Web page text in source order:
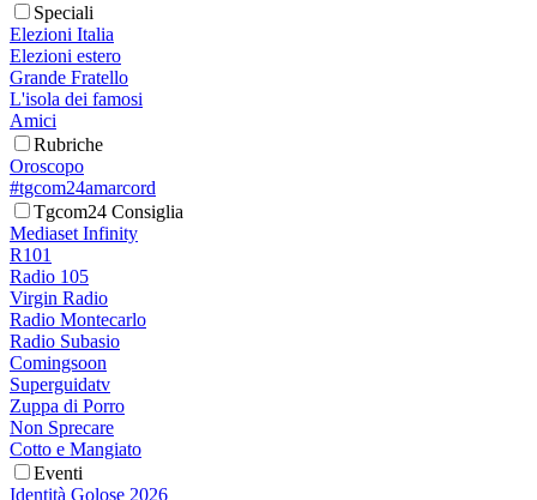
Speciali
Elezioni Italia
Elezioni estero
Grande Fratello
L'isola dei famosi
Amici
Rubriche
Oroscopo
#tgcom24amarcord
Tgcom24 Consiglia
Mediaset Infinity
R101
Radio 105
Virgin Radio
Radio Montecarlo
Radio Subasio
Comingsoon
Superguidatv
Zuppa di Porro
Non Sprecare
Cotto e Mangiato
Eventi
Identità Golose 2026